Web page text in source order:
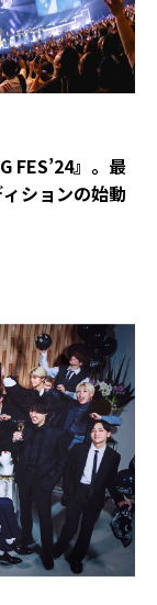
FES’24』。最
ションの始動